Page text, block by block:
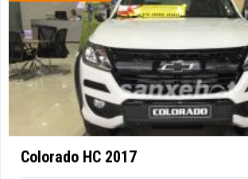
Colorado HC 2017